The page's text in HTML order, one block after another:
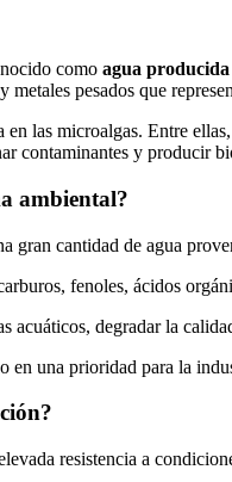
como agua producida
pesados que
las microalgas. Entre ellas,
contaminantes y producir
ambiental?
gran cantidad de agua
fenoles, ácidos
acuáticos, degradar la
en una prioridad para la
resistencia a